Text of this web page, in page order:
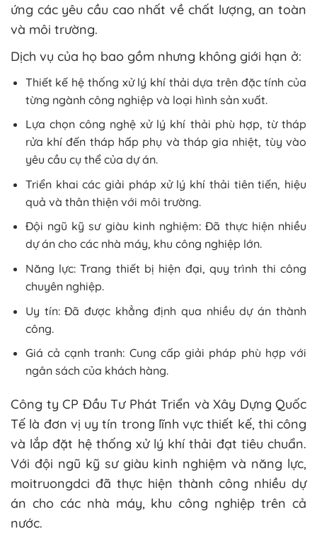
ứng các yêu cầu cao nhất về chất lượng, an toàn
và môi trường.
Dịch vụ của họ bao gồm nhưng không giới hạn ở:
Thiết kế hệ thống xử lý khí thải dựa trên đặc tính của
từng ngành công nghiệp và loại hình sản xuất.
Lựa chọn công nghệ xử lý khí thải phù hợp, từ tháp
rửa khí đến tháp hấp phụ và tháp gia nhiệt, tùy vào
yêu cầu cụ thể của dự án.
Triển khai các giải pháp xử lý khí thải tiên tiến, hiệu
quả và thân thiện với môi trường.
Đội ngũ kỹ sư giàu kinh nghiệm: Đã thực hiện nhiều
dự án cho các nhà máy, khu công nghiệp lớn.
Năng lực: Trang thiết bị hiện đại, quy trình thi công
chuyên nghiệp.
Uy tín: Đã được khẳng định qua nhiều dự án thành
công.
Giá cả cạnh tranh: Cung cấp giải pháp phù hợp với
ngân sách của khách hàng.
Công ty CP Đầu Tư Phát Triển và Xây Dựng Quốc
Tế là đơn vị uy tín trong lĩnh vực thiết kế, thi công
và lắp đặt hệ thống xử lý khí thải đạt tiêu chuẩn.
Với đội ngũ kỹ sư giàu kinh nghiệm và năng lực,
moitruongdci đã thực hiện thành công nhiều dự
án cho các nhà máy, khu công nghiệp trên cả
nước.